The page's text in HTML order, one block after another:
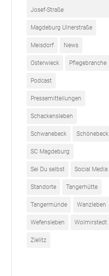
Josef-Straße
Magdeburg Ulnerstraße
Meisdorf News
Osterwieck Pflegebranche
Podcast
Pressemitteilungen
Schackensleben
Schwanebeck Schönebeck
SC Magdeburg
Sei Du selbst Social Media
Standorte Tangerhütte
Tangermünde Wanzleben
Wefensleben Wolmirstedt
Zielitz